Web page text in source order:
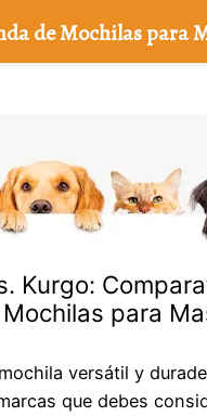
Kurgo:
para
versátil y
que debes
de Mochilas para